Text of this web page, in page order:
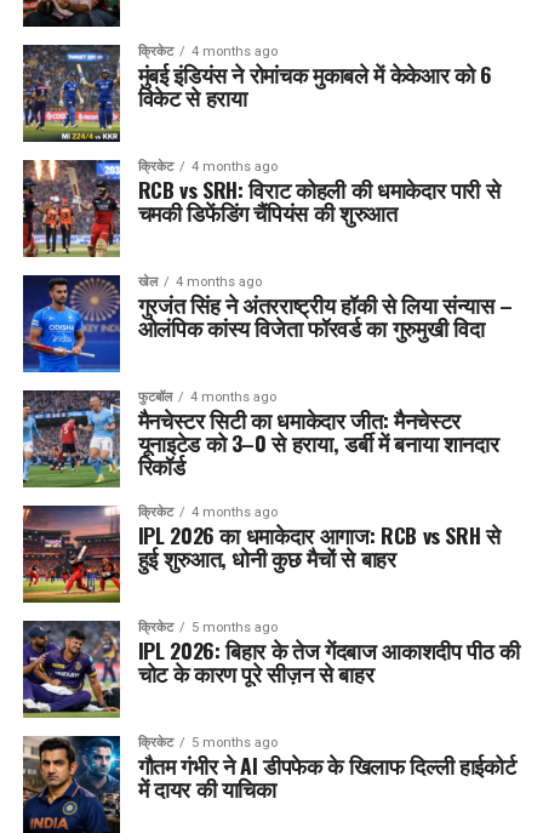
क्रिकेट 4 months ago
मुंबई इंडियंस ने रोमांचक मुकाबले में केकेआर को 6
विकेट से हराया
क्रिकेट 4 months ago
RCB vs SRH: विराट कोहली की धमाकेदार पारी से
चमकी डिफेंडिंग चैंपियंस की शुरुआत
खेल 4 months ago
गुरजंत सिंह ने अंतरराष्ट्रीय हॉकी से लिया संन्यास –
ओलंपिक कांस्य विजेता फॉरवर्ड का गुरुमुखी विदा
फुटबॉल 4 months ago
मैनचेस्टर सिटी का धमाकेदार जीत: मैनचेस्टर
यूनाइटेड को 3–0 से हराया, डर्बी में बनाया शानदार
रिकॉर्ड
क्रिकेट 4 months ago
IPL 2026 का धमाकेदार आगाज: RCB vs SRH से
हुई शुरुआत, धोनी कुछ मैचों से बाहर
क्रिकेट 5 months ago
IPL 2026: बिहार के तेज गेंदबाज आकाशदीप पीठ की
चोट के कारण पूरे सीज़न से बाहर
क्रिकेट 5 months ago
गौतम गंभीर ने AI डीपफेक के खिलाफ दिल्ली हाईकोर्ट
में दायर की याचिका